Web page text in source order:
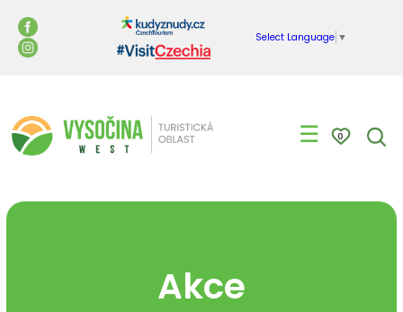
Select Language ▼
☰ 0
Akce